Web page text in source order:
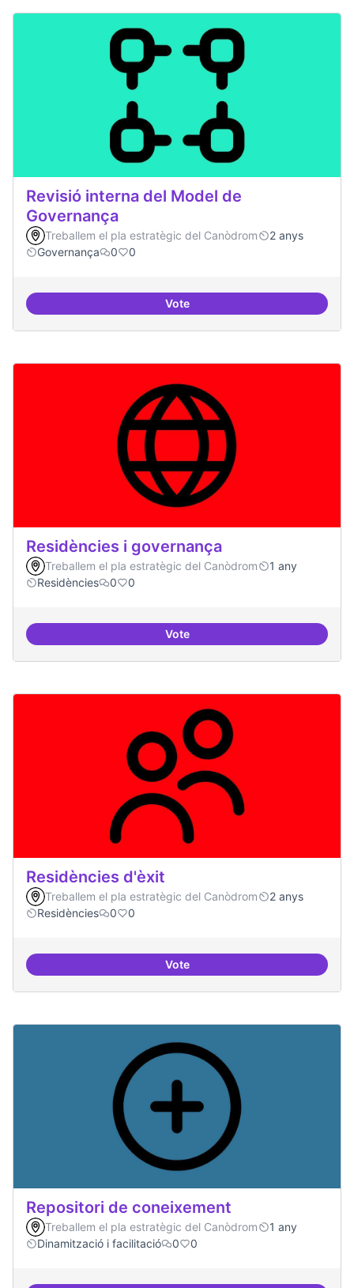
Revisió interna del Model de
Governança
Treballem el pla estratègic del Canòdrom
2 anys
Governança
0 0
VoteRevisió interna del Model de
Residències i governança
Treballem el pla estratègic del Canòdrom
1 any
Residències
0 0
VoteResidències i governança
Residències d'èxit
Treballem el pla estratègic del Canòdrom
2 anys
Residències
0 0
VoteResidències d'èxit
Repositori de coneixement
Treballem el pla estratègic del Canòdrom
1 any
Dinamització i facilitació
0 0